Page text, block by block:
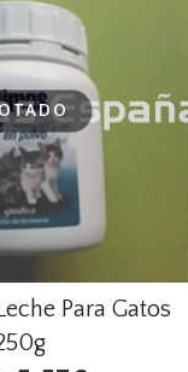
Para Gatos